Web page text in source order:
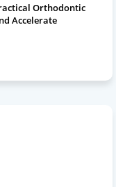
Orthodontic
Accelerate